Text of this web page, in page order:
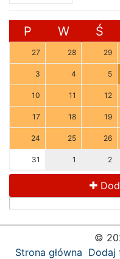
P W Ś
27 28 29
3 4 5
10 11 12
17 18 19
24 25 26
31 1 2
©
Strona główna Dodaj